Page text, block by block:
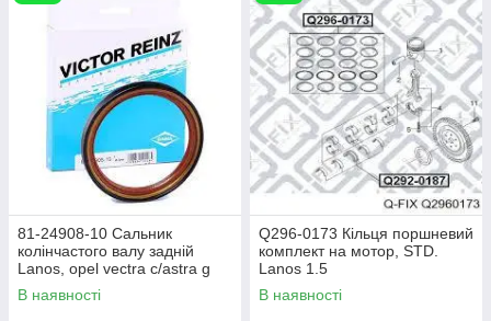
81-24908-10 Сальник
колінчастого валу задній
Lanos, opel vectra c/astra g
07- (13s/c14nz) (reinz)
В наявності
Q296-0173 Кільця поршневий
комплект на мотор, STD.
Lanos 1.5
В наявності